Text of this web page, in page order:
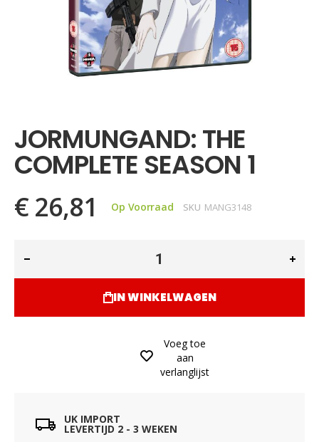
begin
van
de
afbeeldingen-
JORMUNGAND: THE
COMPLETE SEASON 1
€ 26,81 Op Voorraad SKU MANG3148
IN WINKELWAGEN
Voeg toe
aan
verlanglijst
UK IMPORT
LEVERTIJD 2 - 3 WEKEN